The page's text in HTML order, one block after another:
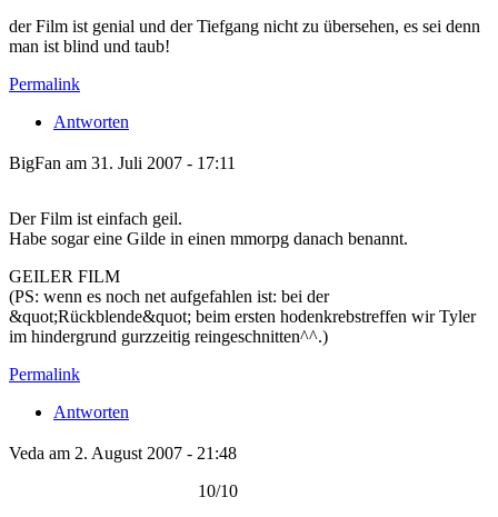
der Film ist genial und der Tiefgang nicht zu übersehen, es sei denn
man ist blind und taub!
Permalink
Antworten
BigFan am 31. Juli 2007 - 17:11
Der Film ist einfach geil.
Habe sogar eine Gilde in einen mmorpg danach benannt.
GEILER FILM
(PS: wenn es noch net aufgefahlen ist: bei der
&quot;Rückblende&quot; beim ersten hodenkrebstreffen wir Tyler
im hindergrund gurzzeitig reingeschnitten^^.)
Permalink
Antworten
Veda am 2. August 2007 - 21:48
10/10